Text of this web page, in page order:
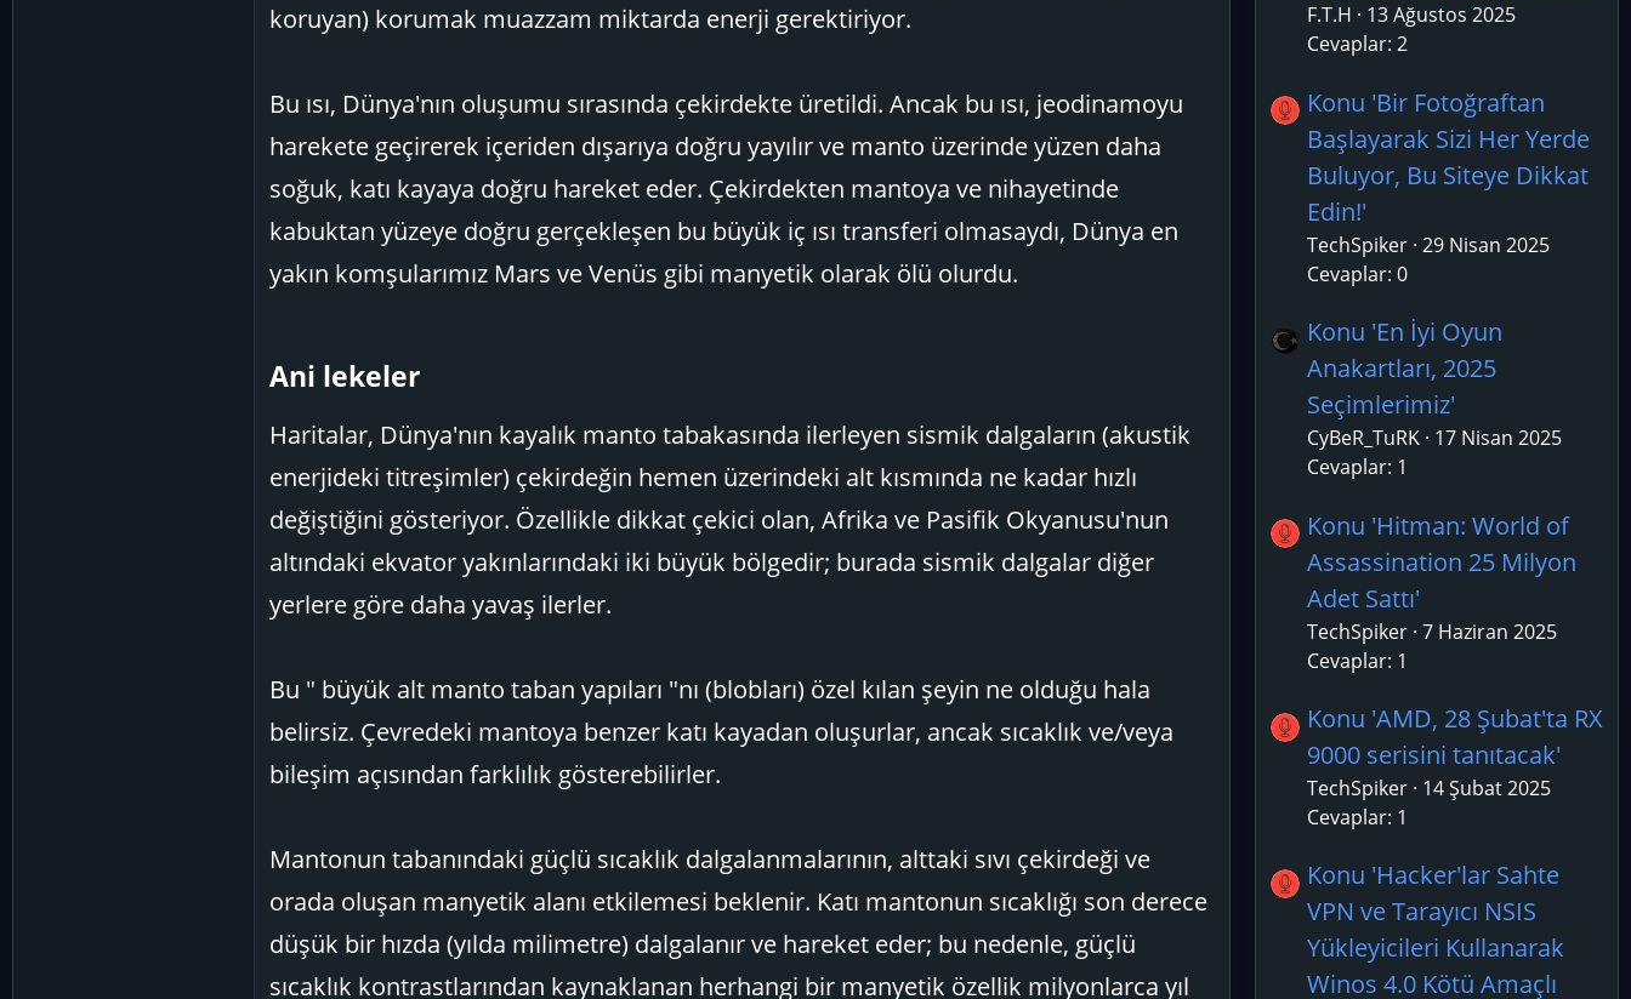
koruyan) korumak muazzam miktarda enerji gerektiriyor.
Bu ısı, Dünya'nın oluşumu sırasında çekirdekte üretildi. Ancak bu ısı, jeodinamoyu
harekete geçirerek içeriden dışarıya doğru yayılır ve manto üzerinde yüzen daha
soğuk, katı kayaya doğru hareket eder. Çekirdekten mantoya ve nihayetinde
kabuktan yüzeye doğru gerçekleşen bu büyük iç ısı transferi olmasaydı, Dünya en
yakın komşularımız Mars ve Venüs gibi manyetik olarak ölü olurdu.
Ani lekeler​
Haritalar, Dünya'nın kayalık manto tabakasında ilerleyen sismik dalgaların (akustik
enerjideki titreşimler) çekirdeğin hemen üzerindeki alt kısmında ne kadar hızlı
değiştiğini gösteriyor. Özellikle dikkat çekici olan, Afrika ve Pasifik Okyanusu'nun
altındaki ekvator yakınlarındaki iki büyük bölgedir; burada sismik dalgalar diğer
yerlere göre daha yavaş ilerler.
Bu " büyük alt manto taban yapıları "nı (blobları) özel kılan şeyin ne olduğu hala
belirsiz. Çevredeki mantoya benzer katı kayadan oluşurlar, ancak sıcaklık ve/veya
bileşim açısından farklılık gösterebilirler.
Mantonun tabanındaki güçlü sıcaklık dalgalanmalarının, alttaki sıvı çekirdeği ve
orada oluşan manyetik alanı etkilemesi beklenir. Katı mantonun sıcaklığı son derece
düşük bir hızda (yılda milimetre) dalgalanır ve hareket eder; bu nedenle, güçlü
sıcaklık kontrastlarından kaynaklanan herhangi bir manyetik özellik milyonlarca yıl
F.T.H
13 Ağustos 2025
Cevaplar: 2
Konu 'Bir Fotoğraftan
Başlayarak Sizi Her Yerde
Buluyor, Bu Siteye Dikkat
Edin!'
TechSpiker 29 Nisan 2025
Cevaplar: 0
Konu 'En İyi Oyun
Anakartları, 2025
Seçimlerimiz'
CyBeR_TuRK 17 Nisan 2025
Cevaplar: 1
Konu 'Hitman: World of
Assassination 25 Milyon
Adet Sattı'
TechSpiker 7 Haziran 2025
Cevaplar: 1
Konu 'AMD, 28 Şubat'ta RX
9000 serisini tanıtacak'
TechSpiker 14 Şubat 2025
Cevaplar: 1
Konu 'Hacker'lar Sahte
VPN ve Tarayıcı NSIS
Yükleyicileri Kullanarak
Winos 4.0 Kötü Amaçlı